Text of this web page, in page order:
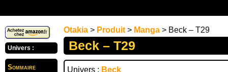
Univers :
Sommaire
Otakia > Produit > Manga > Beck – T29
Beck – T29
Univers : Beck